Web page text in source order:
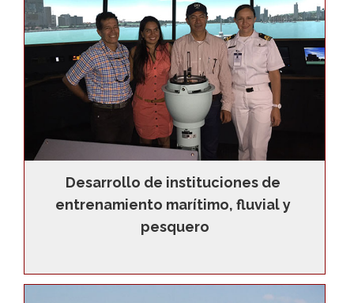
Desarrollo de instituciones de
entrenamiento marítimo, fluvial y
pesquero